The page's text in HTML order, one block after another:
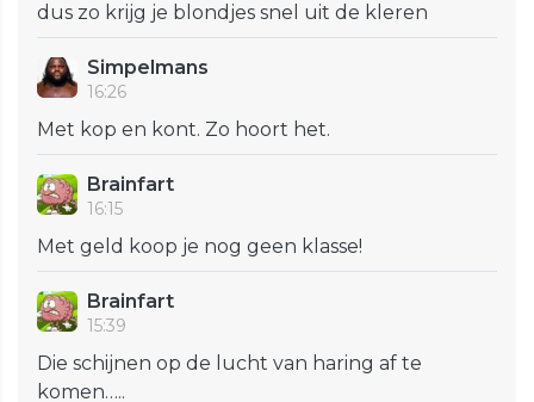
dus zo krijg je blondjes snel uit de kleren
Simpelmans
16:26
Met kop en kont. Zo hoort het.
Brainfart
16:15
Met geld koop je nog geen klasse!
Brainfart
15:39
Die schijnen op de lucht van haring af te
komen…..